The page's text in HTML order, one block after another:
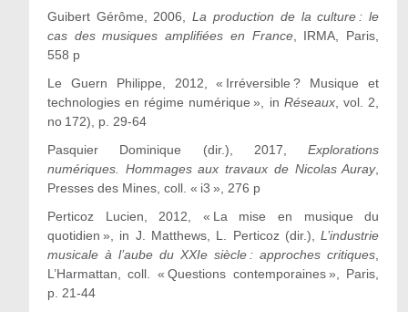
Guibert Gérôme , 2006,La production de la culture : le
cas des musiques amplifiées en France, IRMA, Paris,
558 p
Le Guern Philippe , 2012, « Irréversible ? Musique et
technologies en régime numérique », in Réseaux, vol. 2,
no 172), p. 29-64
Pasquier Dominique (dir.) , 2017,Explorations
numériques. Hommages aux travaux de Nicolas Auray,
Presses des Mines, coll. « i3 », 276 p
Perticoz Lucien , 2012, « La mise en musique du
quotidien », in J. Matthews, L. Perticoz (dir.),L’industrie
musicale à l’aube du XXIe siècle : approches critiques
L’Harmattan, coll. « Questions contemporaines », Paris,
p. 21-44